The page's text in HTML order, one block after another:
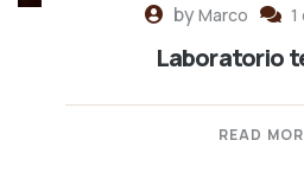
byMarco
Laboratorio
READ